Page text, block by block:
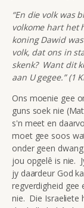
“En die volk was
volkome hart het
koning Dawid
volk, dat ons in
skenk? Want dit
aan U gegee.” (1
Ons moenie gee
guns soek nie
s'n meet en
moet gee soos
onder geen
jou opgelê is nie.
jy daardeur God
regverdigheid gee
nie. Die Israeliete